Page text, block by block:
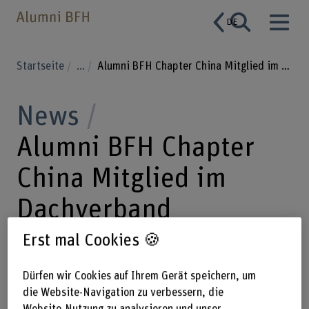
DE
Startseite ... Alumni BFH Chapter China Mitglied im Dachverband
News
Alumni BFH Chapter
China Mitglied im
Dachverband
15.06.2021
Nun ist es offiziell – das
neu gegründete Alumni BFH Chapter
Erst mal Cookies 🍪
Dürfen wir Cookies auf Ihrem Gerät speichern, um
die Website-Navigation zu verbessern, die